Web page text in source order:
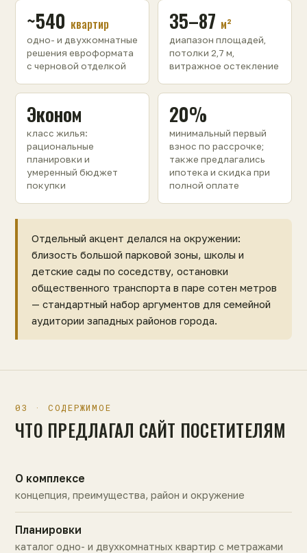
~540 квартир
одно- и двухкомнатные
решения евроформата
с черновой отделкой
35–87 м²
диапазон площадей,
потолки 2,7 м,
витражное остекление
Эконом
класс жилья:
рациональные
планировки и
умеренный бюджет
покупки
20%
минимальный первый
взнос по рассрочке;
также предлагались
ипотека и скидка при
полной оплате
Отдельный акцент делался на окружении:
близость большой парковой зоны, школы и
детские сады по соседству, остановки
общественного транспорта в паре сотен метров
— стандартный набор аргументов для семейной
аудитории западных районов города.
03 · СОДЕРЖИМОЕ
ЧТО ПРЕДЛАГАЛ САЙТ ПОСЕТИТЕЛЯМ
О комплексе
концепция, преимущества, район и окружение
Планировки
каталог одно- и двухкомнатных квартир с метражами